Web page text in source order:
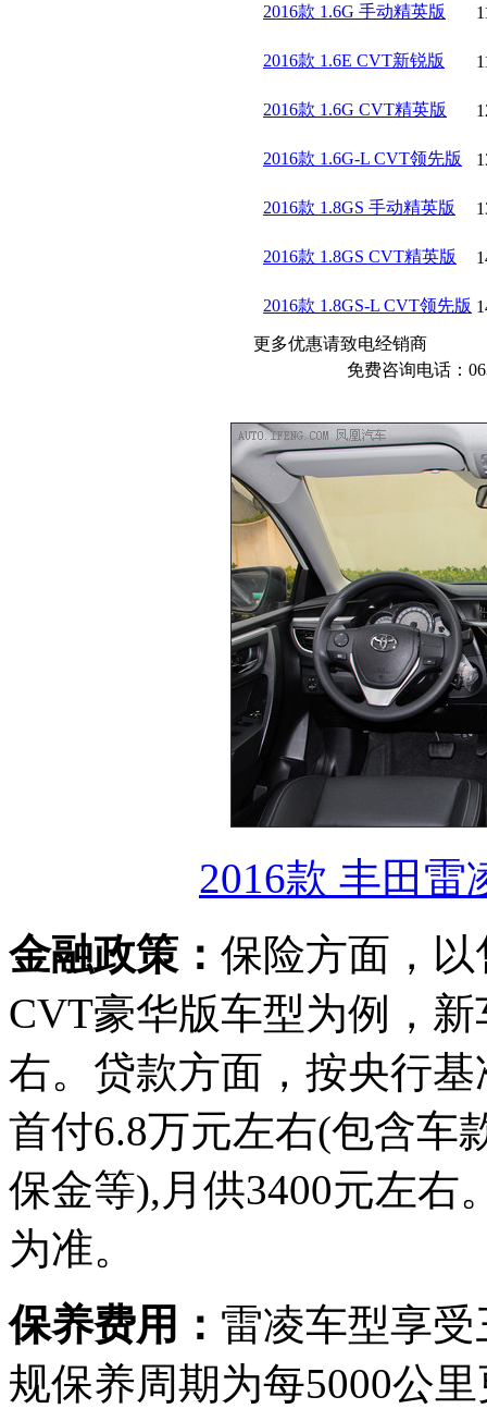
2016款 1.6G 手动精英版
2016款 1.6E CVT新锐版
2016款 1.6G CVT精英版
2016款 1.6G-L CVT领先版
2016款 1.8GS 手动精英版
2016款 1.8GS CVT精英版
2016款 1.8GS-L CVT领先版
更多优惠请致电经销商
免费咨询电话：
2016款 丰田雷
金融政策： 保险方面，以
CVT豪华版车型为例，
右。贷款方面，按央行
首付6.8万元左右(包含车
保金等),月供3400元左右
为准。
保养费用： 雷凌车型享
规保养周期为每5000公